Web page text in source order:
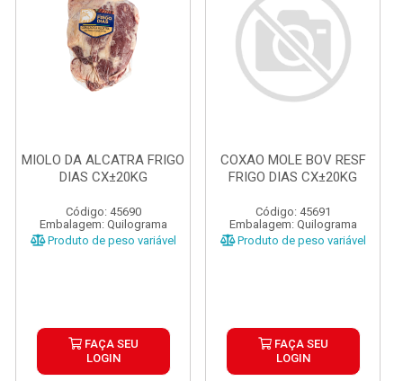
MIOLO DA ALCATRA FRIGO
DIAS CX±20KG
Código: 45690
Embalagem: Quilograma
Produto de peso variável
FAÇA SEU
LOGIN
COXAO MOLE BOV RESF
FRIGO DIAS CX±20KG
Código: 45691
Embalagem: Quilograma
Produto de peso variável
FAÇA SEU
LOGIN